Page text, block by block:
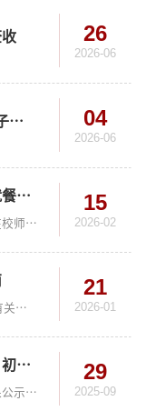
26
2026-06
教师主页系统升级 —— 数字分身+电子名片让学术交流更高效 04
2026-06
情暖校园，共迎新春，2026春节餐就餐券来了
年味正浓时，温情暖校园。为做好春节期间在校师生的生活服务保障，2月16日（除夕）、2月17日（春节），学校将为在校师生提供春节餐，数智化支撑研究院已为相关师生发放春节餐就餐券。就餐券的使用说明如下：一、使用时间就餐券分为早餐、午餐、晚餐三种类型，当餐有效，消费使用后自动核销。仅限除夕、春节当日使用。二、使用方式1.通过物理校园卡（卡片）、NFC校园卡刷卡使用。在指定的食堂供餐窗口POS机上刷卡，即可消费使用...
15
2026-02
根据学校《关于做好2026年春节及寒假假期有关工作的通知》的要求，结合实际，现将2026年寒假期间信息化用户服务事宜告知如下：一、济南值班电话：0531-（883）64731。工作时间：上午8:00—12:00，下午2:00—5:00。师生服务大厅：信息化服务窗口A09、咨询电话（883）69900、紧急业务办理电话：刘老师155899792881.自助服务区寒假期间正常开放。2.服务大厅运行事宜参考《关于师生服务大厅2026年寒假期间开放时间安排的通知》。3....
21
2026-01
山东大学首届人工智能创新应用大赛 初赛结果公示
山东大学首届人工智能创新应用大赛初赛结果公示各参赛队伍：山东大学首届人工智能创新应用大赛作品初赛评审工作已圆满结束。本次大赛自启动以来，得到了全校师生的积极响应，共收到近百个提交作品。在此，向所有参赛队伍的热情参与和辛勤付出表示衷心感谢！根据参赛作品提交情况，本次大赛最终确定：24个优秀作品入围决赛，同时在未入围决赛的作品中评选出三等奖15个、提名奖26个。大赛初赛工作按照参赛评审规则进行，将智能体...
29
2025-09